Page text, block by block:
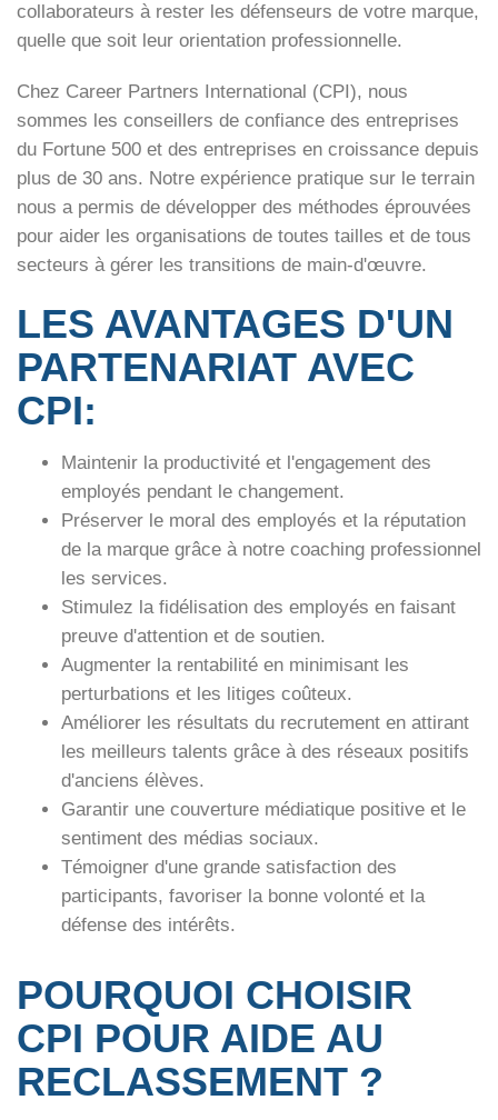
collaborateurs à rester les défenseurs de votre marque,
quelle que soit leur orientation professionnelle.
Chez Career Partners International (CPI), nous
sommes les conseillers de confiance des entreprises
du Fortune 500 et des entreprises en croissance depuis
plus de 30 ans. Notre expérience pratique sur le terrain
nous a permis de développer des méthodes éprouvées
pour aider les organisations de toutes tailles et de tous
secteurs à gérer les transitions de main-d'œuvre.
LES AVANTAGES D'UN
PARTENARIAT AVEC
CPI:
Maintenir la productivité et l'engagement des
employés pendant le changement.
Préserver le moral des employés et la réputation
de la marque grâce à notre coaching professionnel
les services.
Stimulez la fidélisation des employés en faisant
preuve d'attention et de soutien.
Augmenter la rentabilité en minimisant les
perturbations et les litiges coûteux.
Améliorer les résultats du recrutement en attirant
les meilleurs talents grâce à des réseaux positifs
d'anciens élèves.
Garantir une couverture médiatique positive et le
sentiment des médias sociaux.
Témoigner d'une grande satisfaction des
participants, favoriser la bonne volonté et la
défense des intérêts.
POURQUOI CHOISIR
CPI POUR AIDE AU
RECLASSEMENT ?